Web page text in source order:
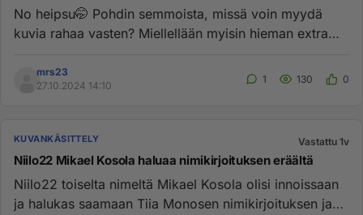
No heipsu🤭 Pohdin semmoista, missä voin myydä
kuvia rahaa vasten? Miellellään myisin hieman extra
mrs23
27.10.2024 14:10
1 130 0
KUVANKÄSITTELY Vastattu 1v
Niilo22 Mikael Kosola haluaa nimikirjoituksen eräältä
Niilo22 toiselta nimeltä Mikael Kosola olisi innoissaan
ja halukas saamaan Tiia Monosen nimikirjoituksen ja